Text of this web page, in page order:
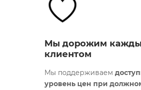
Мы дорожим
клиентом
Мы поддерживаем
уровень цен при